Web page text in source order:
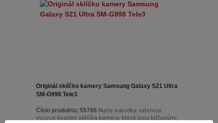
Originál sklíčko kamery Samsung Galaxy S21 Ultra
SM-G998 Tele3
Číslo produktu: 55788 Naše nabídka zahrnuje
vysoce kvalitní sklíčka kamery, která jsou klíčovými